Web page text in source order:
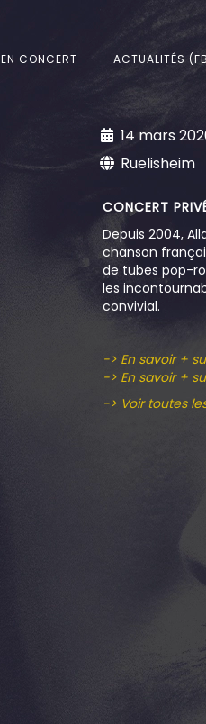
EN CONCERT ACTUALITÉS
14 mars
Ruelisheim
CONCERT
Depuis 2004,
chanson
de tubes pop-
les
convivial.
-> En savoir +
-> En savoir +
-> Voir toutes